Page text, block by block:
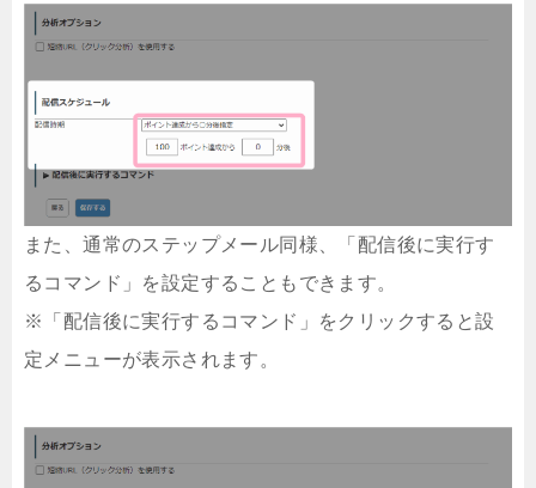
また、通常のステップメール同様、「配信後に実行す
るコマンド」を設定することもできます。
※「配信後に実行するコマンド」をクリックすると設
定メニューが表示されます。